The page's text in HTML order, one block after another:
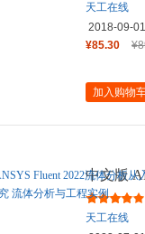
天工在线
2018-09-01
¥85.30
加入购物
中文版
到精通
天工在线